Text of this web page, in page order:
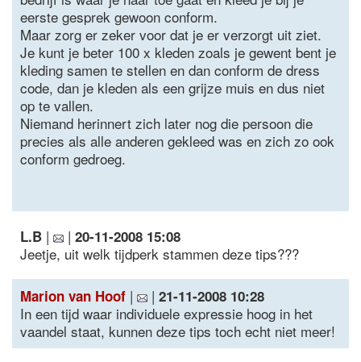
eerste gesprek gewoon conform.
Maar zorg er zeker voor dat je er verzorgt uit ziet.
Je kunt je beter 100 x kleden zoals je gewent bent je
kleding samen te stellen en dan conform de dress
code, dan je kleden als een grijze muis en dus niet
op te vallen.
Niemand herinnert zich later nog die persoon die
precies als alle anderen gekleed was en zich zo ook
conform gedroeg.
L.B | | 20-11-2008 15:08
Jeetje, uit welk tijdperk stammen deze tips???
Marion van Hoof | | 21-11-2008 10:28
In een tijd waar individuele expressie hoog in het
vaandel staat, kunnen deze tips toch echt niet meer!